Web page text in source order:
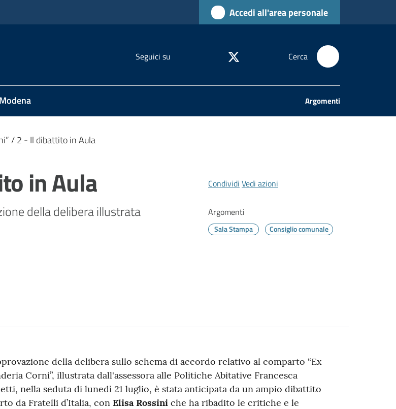
Accedi all'area personale
Seguici su Cerca
Argomenti
/ 2 - Il dibattito in Aula
in Aula
della delibera illustrata
Condividi Vedi azioni
Argomenti
Sala Stampa Consiglio comunale
della delibera sullo schema di accordo relativo al comparto “Ex
Corni”, illustrata dall'assessora alle Politiche Abitative Francesca
nella seduta di lunedì 21 luglio, è stata anticipata da un ampio dibattito
da Fratelli d’Italia, con Elisa Rossini che ha ribadito le critiche e le